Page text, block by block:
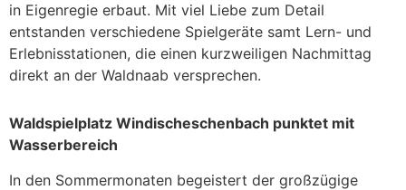
in Eigenregie erbaut. Mit viel Liebe zum Detail
entstanden verschiedene Spielgeräte samt Lern- und
Erlebnisstationen, die einen kurzweiligen Nachmittag
direkt an der Waldnaab versprechen.
Waldspielplatz Windischeschenbach punktet mit
Wasserbereich
In den Sommermonaten begeistert der großzügige